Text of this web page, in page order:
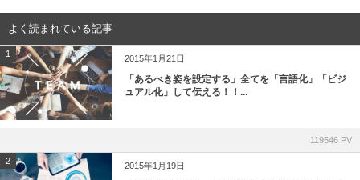
よく読まれている記事
1 2015年1月21日
「あるべき姿を設定する」全てを「言語化」「ビジ
ュアル化」して伝える！！...
119546 PV
2 2015年1月19日